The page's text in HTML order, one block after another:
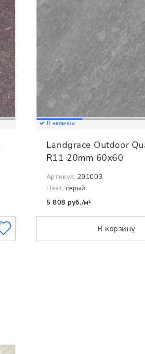
В наличии
Landgrace Outdoor
R11 20mm 60x60
Артикул: 201003
Цвет: серый
5 808 руб./м²
В корзину